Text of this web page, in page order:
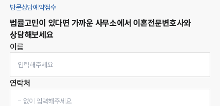
방문상담예약접수
법률고민이 있다면 가까운 사무소에서 이혼전문변호사와
상담해보세요
이름
연락처